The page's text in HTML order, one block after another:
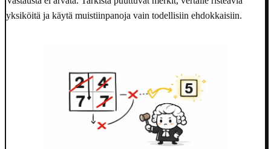
yksiköitä ja käytä muistiinpanoja vain todellisiin ehdokkaisiin.